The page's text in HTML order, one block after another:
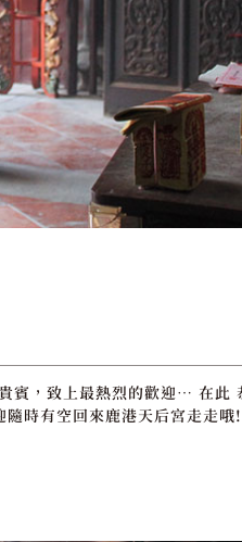
賓，致上最熱烈的歡迎… 在此
時有空回來鹿港天后宮走走哦